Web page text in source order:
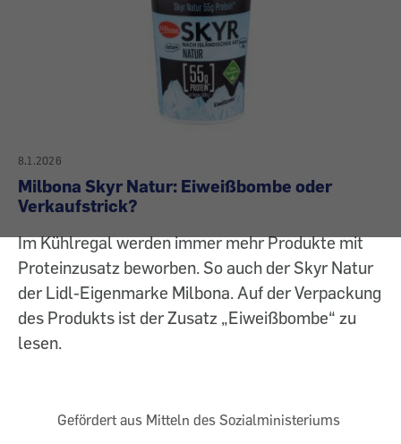
8.1.2026
Milbona Skyr Natur: Eiweißbombe oder
Verkaufstrick?
Im Kühlregal werden immer mehr Produkte mit
Proteinzusatz beworben. So auch der Skyr Natur
der Lidl-Eigenmarke Milbona. Auf der Verpackung
des Produkts ist der Zusatz „Eiweißbombe“ zu
lesen.
Gefördert aus Mitteln des Sozialministeriums